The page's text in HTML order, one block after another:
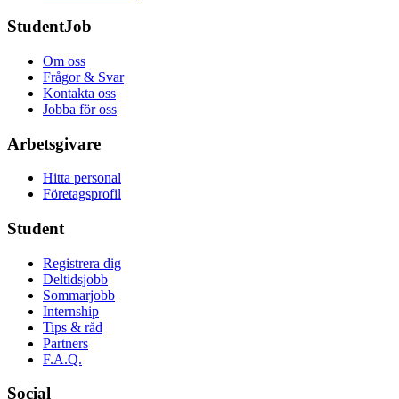
StudentJob
Om oss
Frågor & Svar
Kontakta oss
Jobba för oss
Arbetsgivare
Hitta personal
Företagsprofil
Student
Registrera dig
Deltidsjobb
Sommarjobb
Internship
Tips & råd
Partners
F.A.Q.
Social